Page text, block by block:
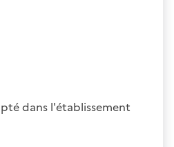
dans l'établissement